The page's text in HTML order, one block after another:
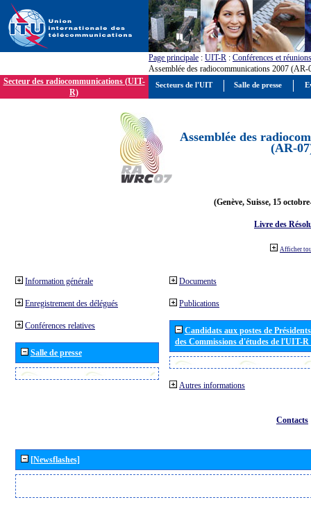
Page principale : UIT-R : Conférences et réunions
Assemblée des radiocommunications 2007 (AR-
Secteur des radiocommunications (UIT-
R)
Assemblée des
(AR-
(Genève, Suisse, 15
Livre des
Afficher
Information générale
Enregistrement des délégués
Conférences relatives
Salle de presse
Documents
Publications
Candidats aux postes de
des Commissions d'études de l'UIT-
Autres informations
Contacts
[Newsflashes]
Secteurs de l'UIT Salle de presse